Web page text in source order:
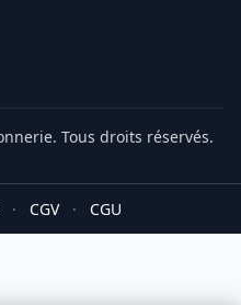
Tous droits réservés.
· CGV · CGU